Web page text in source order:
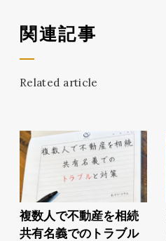
関連記事
Related article
複数人で不動産を相続
共有名義でのトラブル